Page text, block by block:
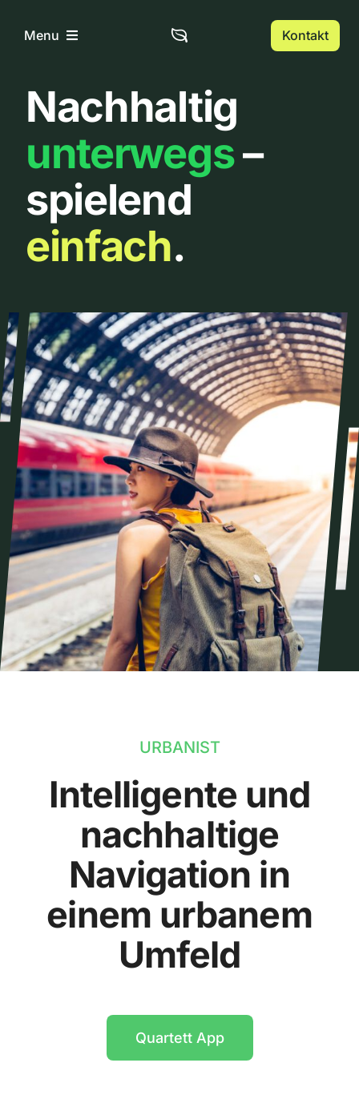
InhaltMenu
Home
Über uns
Urbanlist
Kontakt
Nachhaltig
unterwegs–
spielend
einfach.
URBANIST
Intelligente und
nachhaltige
Navigation in
einem urbanem
Umfeld
Quartett App